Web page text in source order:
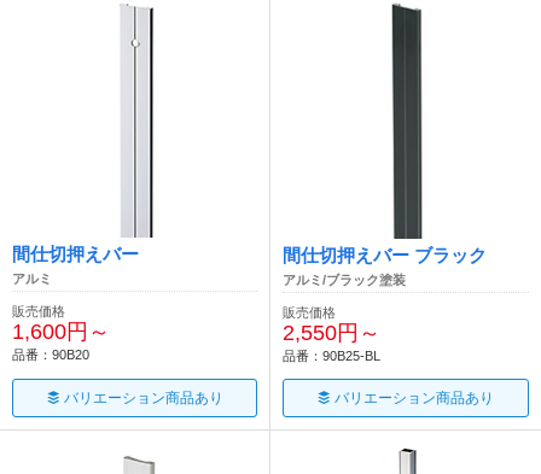
間仕切押えバー
アルミ
販売価格
1,600円～
品番：90B20
バリエーション商品あり
間仕切押えバー ブラック
アルミ/ブラック塗装
販売価格
2,550円～
品番：90B25-BL
バリエーション商品あり